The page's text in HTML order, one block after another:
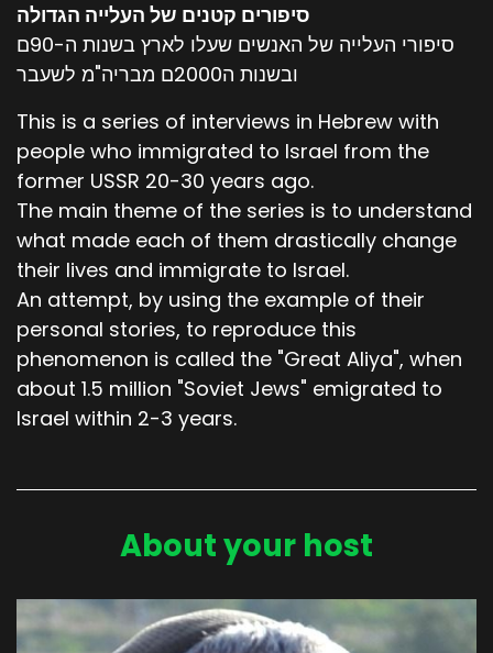
סיפורים קטנים של העלייה הגדולה
סיפורי העלייה של האנשים שעלו לארץ בשנות ה-90ם
ובשנות ה2000ם מבריה"מ לשעבר
This is a series of interviews in Hebrew with
people who immigrated to Israel from the
former USSR 20-30 years ago.
The main theme of the series is to understand
what made each of them drastically change
their lives and immigrate to Israel.
An attempt, by using the example of their
personal stories, to reproduce this
phenomenon is called the "Great Aliya", when
about 1.5 million "Soviet Jews" emigrated to
Israel within 2-3 years.
About your host